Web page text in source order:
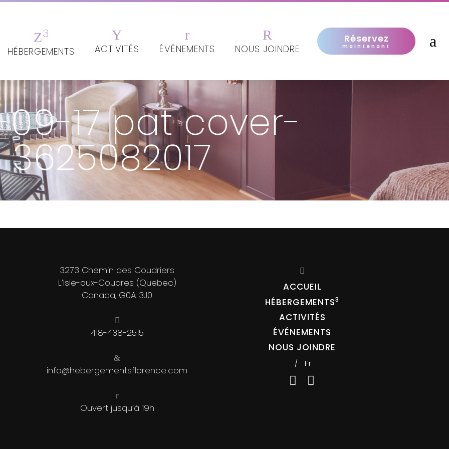
HÉBERGEMENTS ACTIVITÉS ÉVÉNEMENTS NOUS JOINDRE
Réservez
maintenant
09-17 pat cover-
3625082017
3273 Chemin des Coudriers
L’Isle-aux-Coudres (Quebec)
Canada, G0A 3J0
418-438-2515
info@hebergementsflorence.com
Ouvert jusqu’à 19h
ACCUEIL
HÉBERGEMENTS
ACTIVITÉS
ÉVÉNEMENTS
NOUS JOINDRE
Fr